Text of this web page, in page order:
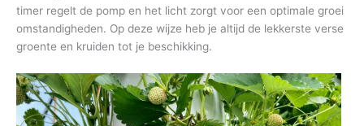
timer regelt de pomp en het licht zorgt voor een optimale groei
omstandigheden. Op deze wijze heb je altijd de lekkerste verse
groente en kruiden tot je beschikking.